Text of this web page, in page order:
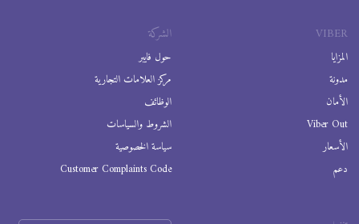
VIBER
المزايا
مدونة
الأمان
Viber Out
الأسعار
دعم
الشركة
حول فايبر
مركز العلامات التجارية
الوظائف
الشروط والسياسات
سياسة الخصوصية
Customer Complaints Code